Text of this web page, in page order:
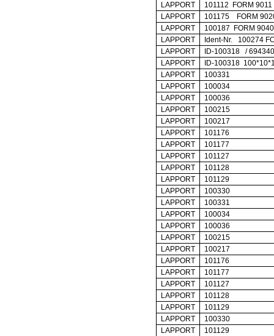
LAPPORT
101112 FORM
LAPPORT
101175 FORM
LAPPORT
100187 FORM
LAPPORT
Ident-Nr. 100274
LAPPORT
ID-100318 /
LAPPORT
ID-100318
LAPPORT
100331
LAPPORT
100034
LAPPORT
100036
LAPPORT
100215
LAPPORT
100217
LAPPORT
101176
LAPPORT
101177
LAPPORT
101127
LAPPORT
101128
LAPPORT
101129
LAPPORT
100330
LAPPORT
100331
LAPPORT
100034
LAPPORT
100036
LAPPORT
100215
LAPPORT
100217
LAPPORT
101176
LAPPORT
101177
LAPPORT
101127
LAPPORT
101128
LAPPORT
101129
LAPPORT
100330
LAPPORT
101129